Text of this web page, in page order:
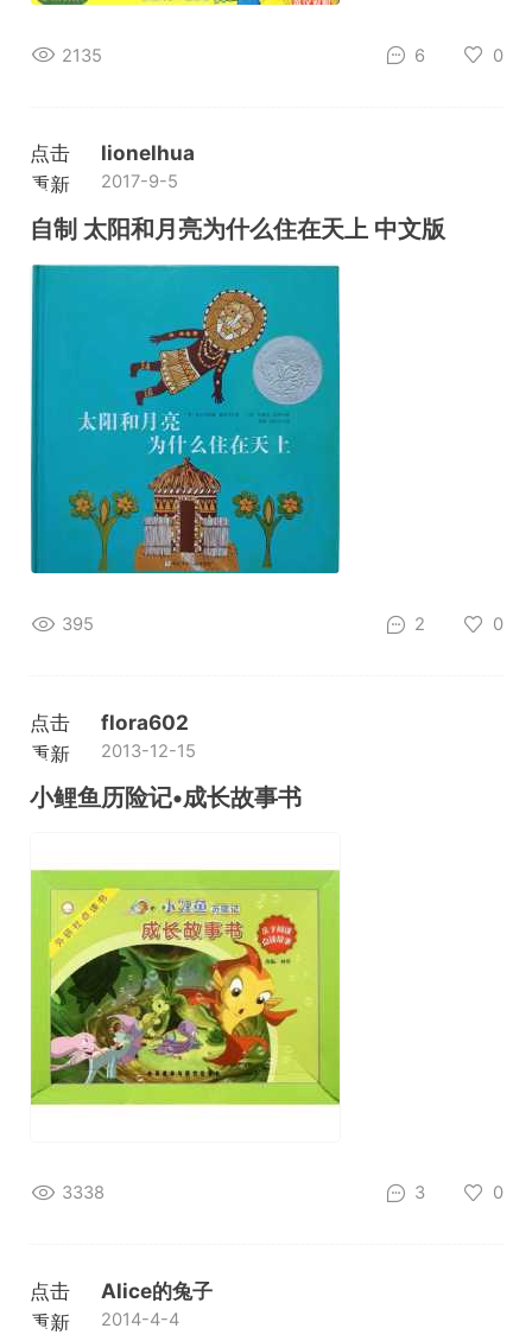
2135 6 0
点击
重新
加载
lionelhua
2017-9-5
自制 太阳和月亮为什么住在天上 中文版
395 2 0
点击
重新
加载
flora602
2013-12-15
小鲤鱼历险记•成长故事书
3338 3 0
点击
重新
Alice的兔子
2014-4-4